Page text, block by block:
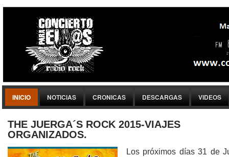
INICIO NOTICIAS CRONICAS DESCARGAS VIDEOS
THE JUERGA´S ROCK 2015-VIAJES
ORGANIZADOS.
Los próximos días 31 de